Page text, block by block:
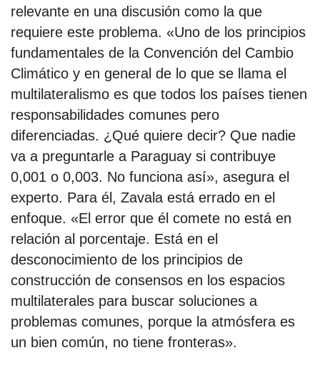
relevante en una discusión como la que
requiere este problema. «Uno de los principios
fundamentales de la Convención del Cambio
Climático y en general de lo que se llama el
multilateralismo es que todos los países tienen
responsabilidades comunes pero
diferenciadas. ¿Qué quiere decir? Que nadie
va a preguntarle a Paraguay si contribuye
0,001 o 0,003. No funciona así», asegura el
experto. Para él, Zavala está errado en el
enfoque. «El error que él comete no está en
relación al porcentaje. Está en el
desconocimiento de los principios de
construcción de consensos en los espacios
multilaterales para buscar soluciones a
problemas comunes, porque la atmósfera es
un bien común, no tiene fronteras».